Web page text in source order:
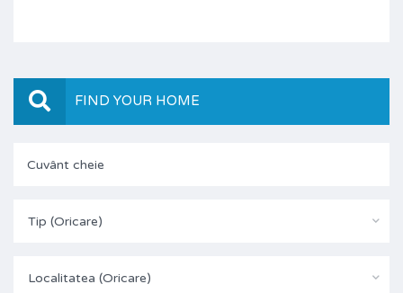
FIND YOUR HOME
Tip (Oricare)
Localitatea (Oricare)